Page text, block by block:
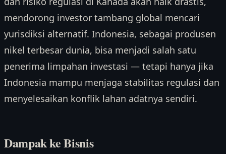
mendorong investor tambang global mencari
yurisdiksi alternatif. Indonesia, sebagai produsen
nikel terbesar dunia, bisa menjadi salah satu
penerima limpahan investasi — tetapi hanya jika
Indonesia mampu menjaga stabilitas regulasi dan
menyelesaikan konflik lahan adatnya sendiri.
Dampak ke Bisnis